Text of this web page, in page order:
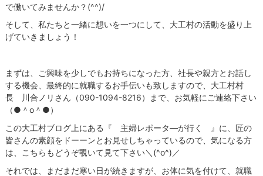
で働いてみませんか？(^^)/
そして、私たちと一緒に想いを一つにして、大工村の活動を盛り上
げていきましょう！
まずは、ご興味を少しでもお持ちになった方、社長や親方とお話し
する機会、最終的に就職するお手伝いも致しますので、大工村村
長 川合ノリさん（090-1094-8216）まで、お気軽にご連絡下さい
（●＾o＾●）
この大工村ブログ上にある『 主婦レポータ―が行く 』に、匠の
皆さんの素顔をドーーンとお見せしちゃっているので、気になる方
は、こちらもどうぞ覗いて見て下さい＼(^o^)／
それでは、まだまだ寒い日が続きますが、お体に気を付けて、就職